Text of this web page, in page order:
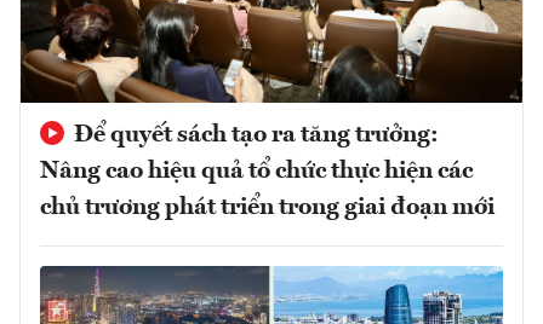
Để quyết sách tạo ra tăng trưởng:
Nâng cao hiệu quả tổ chức thực hiện các
chủ trương phát triển trong giai đoạn mới